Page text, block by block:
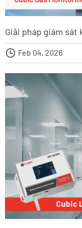
Giải pháp giám sát
 Feb 04, 2026